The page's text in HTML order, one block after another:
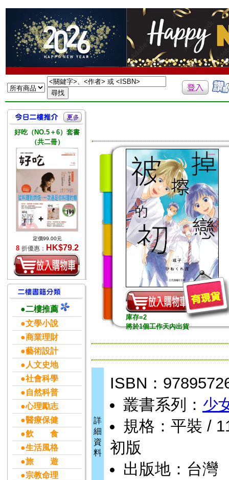
好吃（NO.5＋6）套書
（共二冊）
定價99.00元
8 折優惠： HK$79.2
●二樓推薦
●文學小說
●商業理財
●藝術設計
●人文史地
●社會科學
●自然科普
●心理勵志
●醫療保健
●飲 食
●生活風格
●旅 遊
●宗教命理
庫存=2
將於1個工作天內出貨
詳
細
資
料
ISBN：
叢書系列： 少
規格：平裝 /
初版
出版地：台灣